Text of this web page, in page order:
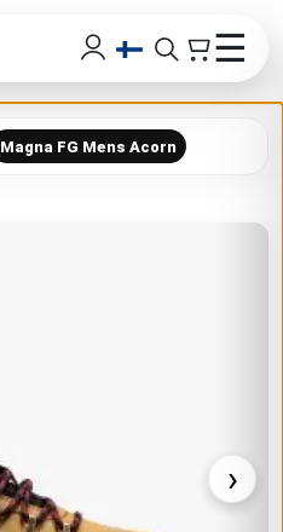
☰
Magna FG Mens Acorn
›